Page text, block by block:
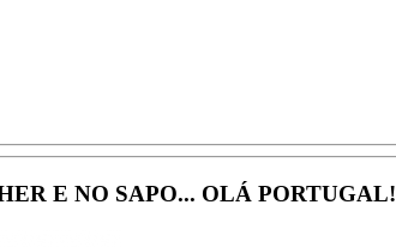
E NO SAPO... OLÁ PORTUGAL!